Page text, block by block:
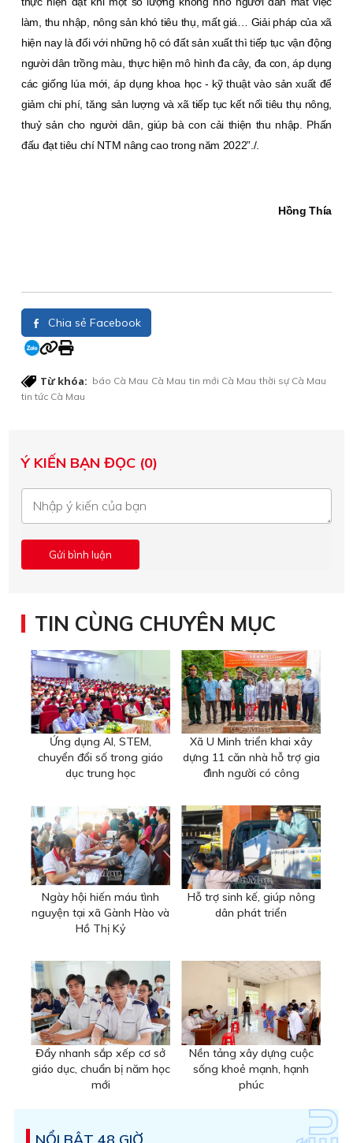
làm, thu nhập, nông sản khó tiêu thụ, mất giá… Giải pháp của xã
hiện nay là đối với những hộ có đất sản xuất thì tiếp tục vận động
người dân trồng màu, thực hiện mô hình đa cây, đa con, áp dụng
các giống lúa mới, áp dụng khoa học - kỹ thuật vào sản xuất để
giảm chi phí, tăng sản lượng và xã tiếp tục kết nối tiêu thụ nông,
thuỷ sản cho người dân, giúp bà con cải thiện thu nhập. Phấn
đấu đạt tiêu chí NTM nâng cao trong năm 2022”./.
Hồng Thía
Chia sẻ Facebook
Từ khóa: báo Cà Mau Cà Mau tin mới Cà Mau thời sự Cà Mau
tin tức Cà Mau
Ý KIẾN BẠN ĐỌC (0)
TIN CÙNG CHUYÊN MỤC
Ứng dụng AI, STEM,
chuyển đổi số trong giáo
dục trung học
Xã U Minh triển khai xây
dựng 11 căn nhà hỗ trợ gia
đình người có công
Ngày hội hiến máu tình
nguyện tại xã Gành Hào và
Hồ Thị Kỷ
Hỗ trợ sinh kế, giúp nông
dân phát triển
Đẩy nhanh sắp xếp cơ sở
giáo dục, chuẩn bị năm học
mới
Nền tảng xây dựng cuộc
sống khoẻ mạnh, hạnh
phúc
NỔI BẬT 48 GIỜ